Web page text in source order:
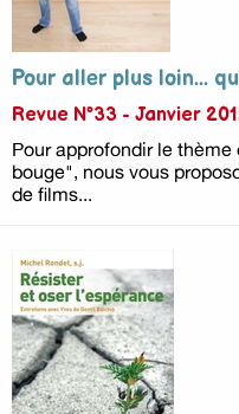
Pour aller plus loin...
Revue N°33 - Janvier
Pour approfondir le
bouge", nous vous
de films...